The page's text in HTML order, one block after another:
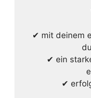
✔ mit deinem
✔ ein
✔